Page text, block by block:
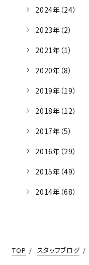
2024年（24）
2023年（2）
2021年（1）
2020年（8）
2019年（19）
2018年（12）
2017年（5）
2016年（29）
2015年（49）
2014年（68）
TOP スタッフブログ